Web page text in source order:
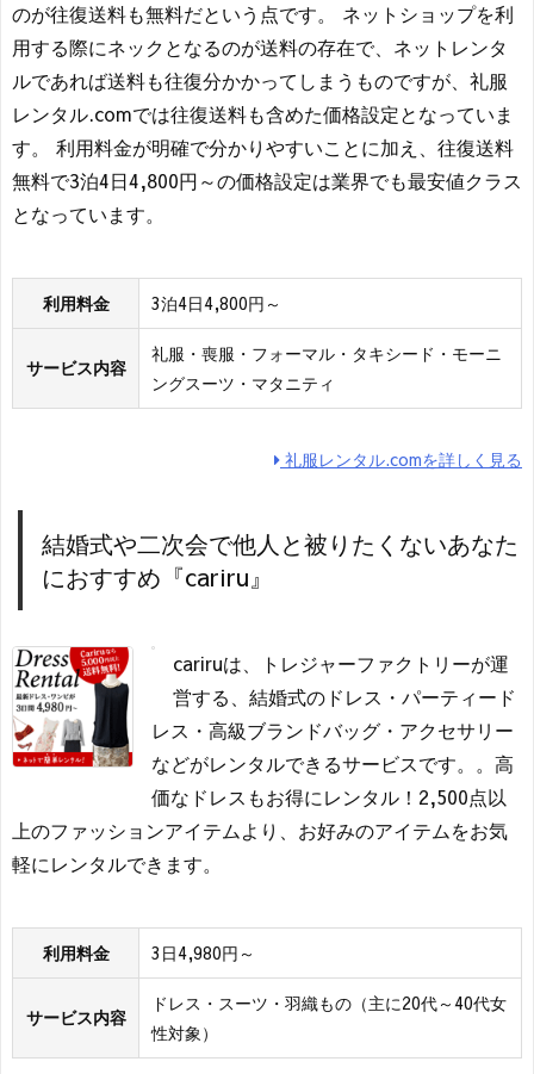
のが往復送料も無料だという点です。 ネットショップを利
用する際にネックとなるのが送料の存在で、ネットレンタ
ルであれば送料も往復分かかってしまうものですが、礼服
レンタル.comでは往復送料も含めた価格設定となっていま
す。 利用料金が明確で分かりやすいことに加え、往復送料
無料で3泊4日4,800円～の価格設定は業界でも最安値クラス
となっています。
利用料金 3泊4日4,800円～
サービス内容
礼服・喪服・フォーマル・タキシード・モーニ
ングスーツ・マタニティ
礼服レンタル.comを詳しく見る
結婚式や二次会で他人と被りたくないあなた
におすすめ『cariru』
cariruは、トレジャーファクトリーが運
営する、結婚式のドレス・パーティード
レス・高級ブランドバッグ・アクセサリー
などがレンタルできるサービスです。。高
価なドレスもお得にレンタル！2,500点以
上のファッションアイテムより、お好みのアイテムをお気
軽にレンタルできます。
利用料金 3日4,980円～
サービス内容
ドレス・スーツ・羽織もの（主に20代～40代女
性対象）